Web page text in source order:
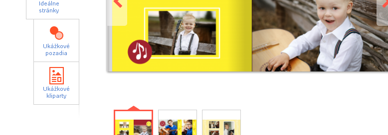
Ideálne
stránky
Ukážkové
pozadia
Ukážkové
kliparty